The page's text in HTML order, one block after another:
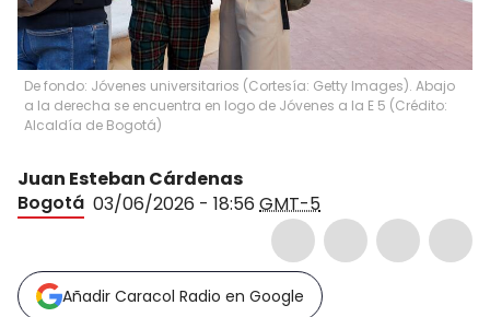
De fondo: Jóvenes universitarios (Cortesía: Getty Images). Abajo
a la derecha se encuentra en logo de Jóvenes a la E 5 (Crédito:
Alcaldía de Bogotá)
Juan Esteban Cárdenas
Bogotá 03/06/2026 - 18:56 GMT-5
Añadir Caracol Radio en Google